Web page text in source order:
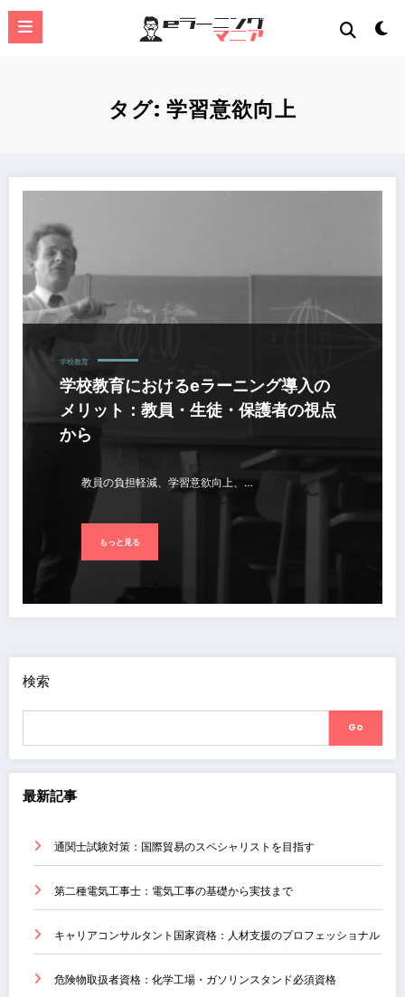
コ
テ
タグ: 学習意欲向上
学校教育
学校教育におけるeラーニング導入の
メリット：教員・生徒・保護者の視点
から
教員の負担軽減、学習意欲向上、…
もっと見る
検索
Go
最新記事
通関士試験対策：国際貿易のスペシャリストを目指す
第二種電気工事士：電気工事の基礎から実技まで
キャリアコンサルタント国家資格：人材支援のプロフェッショナル
危険物取扱者資格：化学工場・ガソリンスタンド必須資格